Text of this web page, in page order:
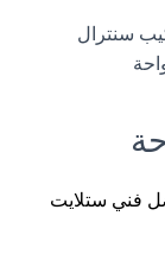
سنترال
فني ستلايت